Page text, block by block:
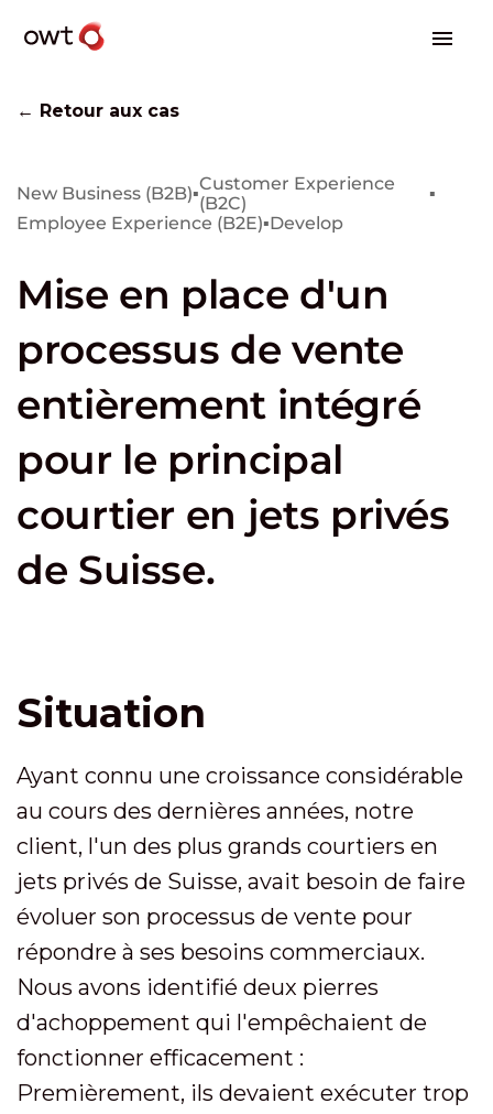
← Retour aux cas
New Business (B2B)▪Customer Experience
(B2C)
▪
Employee Experience (B2E)▪Develop
Mise en place d'un
processus de vente
entièrement intégré
pour le principal
courtier en jets privés
de Suisse.
Situation
Ayant connu une croissance considérable
au cours des dernières années, notre
client, l'un des plus grands courtiers en
jets privés de Suisse, avait besoin de faire
évoluer son processus de vente pour
répondre à ses besoins commerciaux.
Nous avons identifié deux pierres
d'achoppement qui l'empêchaient de
fonctionner efficacement :
Premièrement, ils devaient exécuter trop